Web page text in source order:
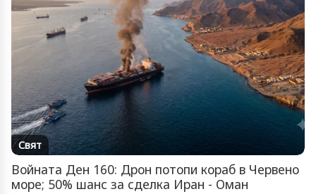
Свят
Войната Ден 160: Дрон потопи кораб в Червено
море; 50% шанс за сделка Иран - Оман